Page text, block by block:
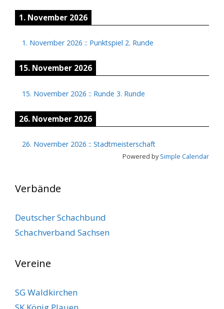
1. November 2026
1. November 2026 :: Punktspiel 2. Runde
15. November 2026
15. November 2026 :: Runde 3. Runde
26. November 2026
26. November 2026 :: Stadtmeisterschaft
Powered bySimple Calendar
Verbände
Deutscher Schachbund
Schachverband Sachsen
Vereine
SG Waldkirchen